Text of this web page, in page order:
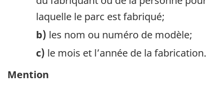
laquelle le parc est fabriqué;
b) les nom ou numéro de modèle;
c) le mois et l’année de la fabrication.
Mention